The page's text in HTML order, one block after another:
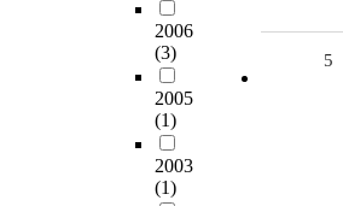
2006
(3)
2005
(1)
2003
(1)
5